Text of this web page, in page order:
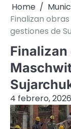
Home
Finalizan
gestiones de
Finalizan
4 febrero, 2026